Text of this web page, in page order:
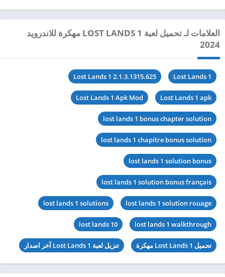
العلامات لـ تحميل لعبة LOST LANDS 1 مهكرة للاندرويد
2024
Lost Lands 1
Lost Lands 1 2.1.3.1315.625
Lost Lands 1 apk
Lost Lands 1 Apk Mod
lost lands 1 bonus chapter solution
lost lands 1 chapitre bonus solution
lost lands 1 solution bonus
lost lands 1 solution bonus français
lost lands 1 solution rouage
lost lands 1 solutions
lost lands 1 walkthrough
lost lands 10
تحميل Lost Lands 1 مهكرة تنزيل لعبة Lost Lands 1 آخر اصدار